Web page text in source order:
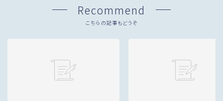
Recommend
こちらの記事もどうぞ